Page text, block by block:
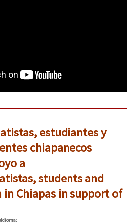
estudiantes y
chiapanecos
a
students and
in Chiapas in support of
Idioma: